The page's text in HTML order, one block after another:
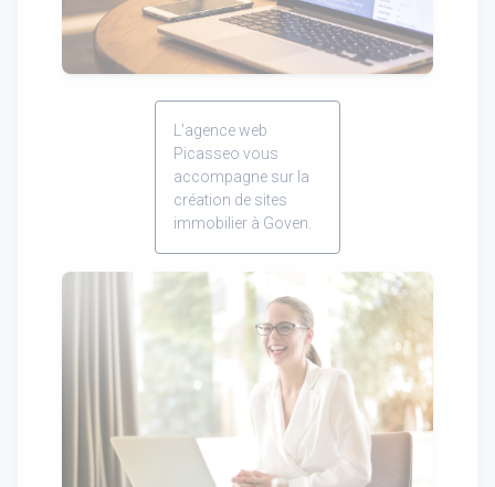
L'agence web
Picasseo vous
accompagne sur la
création de sites
immobilier à Goven.